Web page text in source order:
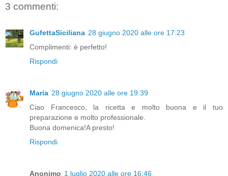
3 commenti:
GufettaSiciliana 28 giugno 2020 alle ore 17:23
Complimenti: è perfetto!
Rispondi
Maria 28 giugno 2020 alle ore 19:39
Ciao Francesco, la ricetta e molto buona e il tuo
preparazione e molto professionale.
Buona domenica!A presto!
Rispondi
Anonimo 1 luglio 2020 alle ore 16:46